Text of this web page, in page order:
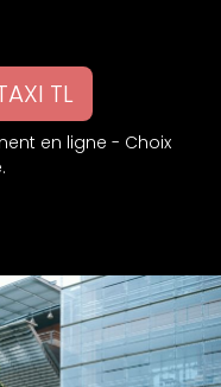
TL
en ligne - Choix